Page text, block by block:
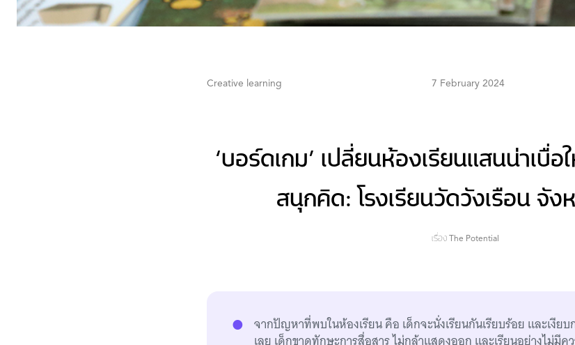
Creative learning 7 February 2024
‘บอร์ดเกม’ เปลี่ยนห้องเรียนแสนน่าเบื่อ
สนุกคิด: โรงเรียนวัดวังเรือน จั
เรื่อง The Potential
จากปัญหาที่พบในห้องเรียน คือ เด็กจะนั่งเรียนกันเรียบร้อย และเงีย
เลย เด็กขาดทักษะการสื่อสาร ไม่กล้าแสดงออก และเรียนอย่างไม่มีค